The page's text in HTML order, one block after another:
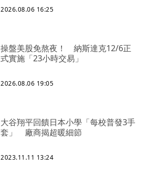
2026.08.06 16:25
操盤美股免熬夜！ 納斯達克12/6正
式實施「23小時交易」
2026.08.06 19:05
大谷翔平回饋日本小學「每校普發3手
套」 廠商揭超暖細節
2023.11.11 13:24